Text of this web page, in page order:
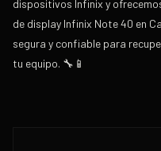
dispositivos Infinix y
de display Infinix Note 40 en
segura y confiable para
tu equipo. 🔧📱